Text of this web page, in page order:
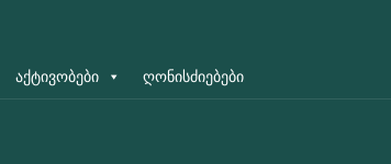
აქტივობები ღონისძიებები